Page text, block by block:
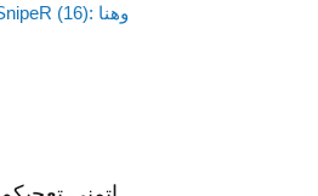
وهنا :SnipeR (16):